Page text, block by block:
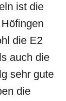
ist die
die E2
auch die
sehr gute
die